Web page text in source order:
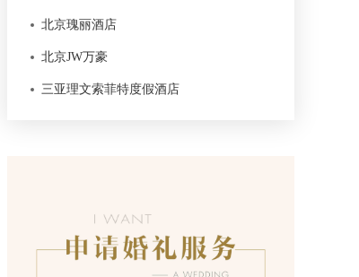
北京瑰丽酒店
北京JW万豪
三亚理文索菲特度假酒店